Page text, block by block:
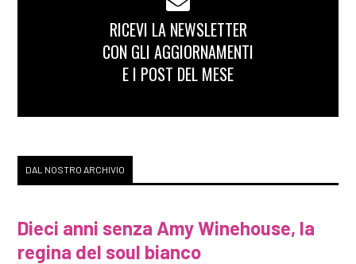
RICEVI LA NEWSLETTER
CON GLI AGGIORNAMENTI
E I POST DEL MESE
DAL NOSTRO ARCHIVIO
Dieci anni senza Amy Winehouse, la
regina del soul bianco